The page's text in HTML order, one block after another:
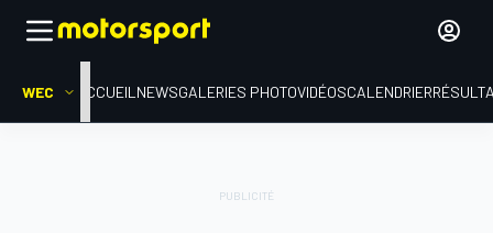
WEC ACCUEIL NEWSGALERIES PHOTOVIDÉOSCALENDRIER